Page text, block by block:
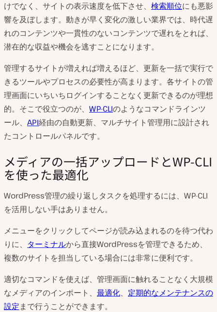
けでなく、サイトの表示速度を低下させ、 検索順位にも悪影
響を及ぼします。動きが早く変化の激しい業界では、時代遅
れのコンテンツや一貫性のないコンテンツで遅れをとれば、
潜在的な収益や機会を逃すことになります。
管理するサイトが増えれば増えるほど、更新を一括で実行で
きるツールやプロセスの必要性が高まります。各サイトの管
理画面にいちいちログインすることなく更新できるのが理想
的。そこで役立つのが、 WP-CLIのようなコマンドラインツ
ール、 API経由の自動更新、マルチサイト管理用に設計され
たコントロールパネルです。
メディアの一括アップロードとWP-CLI
を使った最適化
WordPress管理の繰り返しタスクを処理するには、WP-CLI
を活用しない手はありません。
メニューをクリックしてページが読み込まれるのを待つ代わ
りに、 ターミナルから直接WordPressを管理できるため、
複数のサイトを担当している場合には非常に便利です。
適切なコマンドを使えば、管理画面に触れることなく大規模
なメディアのインポート、 最適化、 定期的なメンテナンスの
設定まで行うことができます。